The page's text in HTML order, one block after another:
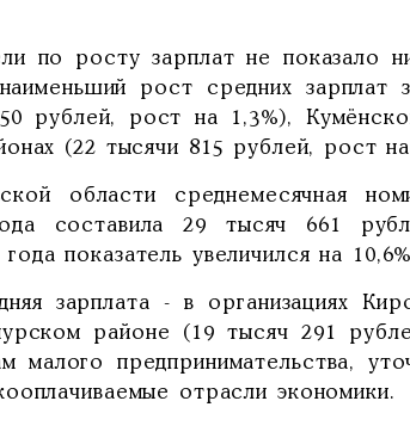
по росту зарплат не показало
рост средних зарплат
рублей, рост на 1,3%),
(22 тысячи 815 рублей, рост на
области среднемесячная
составила 29 тысяч 661
показатель увеличился на
зарплата - в организациях
районе (19 тысяч 291
малого предпринимательства,
отрасли экономики.